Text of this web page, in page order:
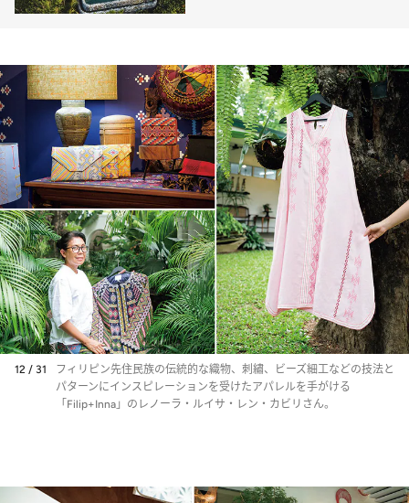
12 / 31
フィリピン先住民族の伝統的な織物、刺繡、ビーズ細工などの技法と
パターンにインスピレーションを受けたアパレルを手がける
「Filip+Inna」のレノーラ・ルイサ・レン・カビリさん。